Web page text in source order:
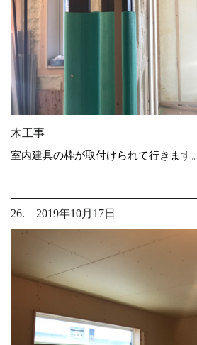
木工事
室内建具の枠が取付けられて行きます。
26. 2019年10月17日